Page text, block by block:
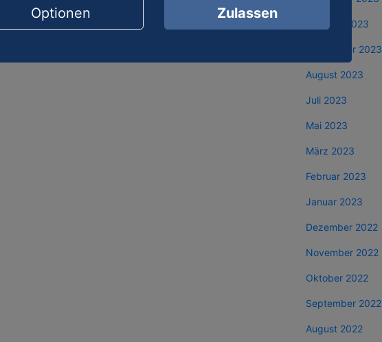
Oktober 2023
September 2023
August 2023
Juli 2023
Mai 2023
März 2023
Februar 2023
Januar 2023
Dezember 2022
November 2022
Oktober 2022
September 2022
August 2022
Zulassen
Optionen